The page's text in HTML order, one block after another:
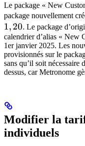
Le package « New
package nouvellement
1, 20. Le package
calendrier d’alias « New
1er janvier 2025. Les
provisionnés sur le
sans qu’il soit
dessus, car Metronome
Modifier la
individuels